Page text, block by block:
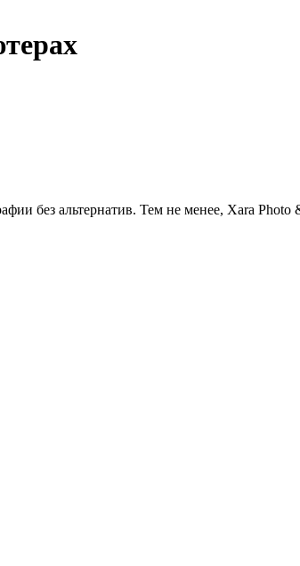
без альтернатив. Тем не менее, Xara